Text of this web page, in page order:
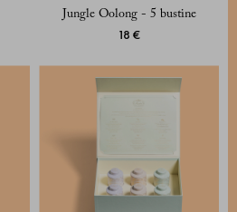
Jungle Oolong - 5 bustine
18 €